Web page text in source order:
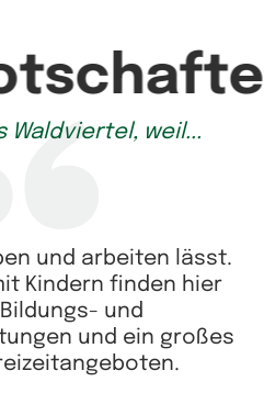
Waldviertel, weil...
und arbeiten lässt.
Kindern finden hier
und
und ein großes